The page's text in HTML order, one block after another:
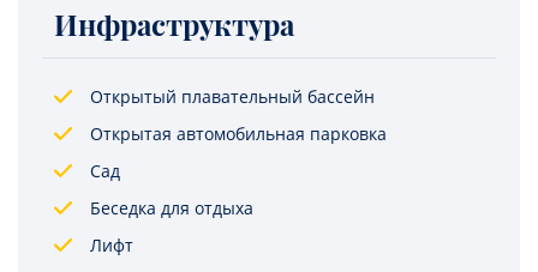
Инфраструктура
Открытый плавательный бассейн
Открытая автомобильная парковка
Сад
Беседка для отдыха
Лифт